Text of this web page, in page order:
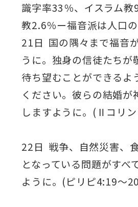
識字率33％、イスラム教
教2.6％ー福音派は人口の
21日 国の隅々まで福音
うに。独身の信徒たちが
待ち望むことができるよ
ください。彼らの結婚が
しますように。(Ⅱコリン
22日 戦争、自然災害、
となっている問題がすべ
ように。(ピリピ4:19～20